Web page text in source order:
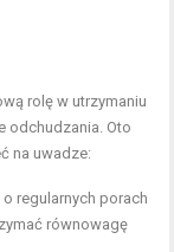
rolę w utrzymaniu
odchudzania. Oto
na uwadze:
regularnych porach
równowagę